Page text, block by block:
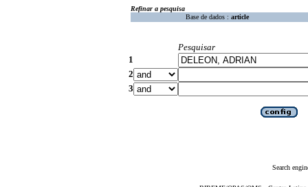
Refinar a pesquisa
Base de dados : article
Pesquisar
1
2
3
Search